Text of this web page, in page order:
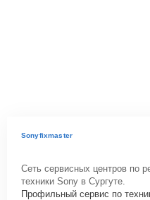
Sonyfixmaster
Сеть сервисных центров по
техники Sony в Сургуте.
Профильный сервис по